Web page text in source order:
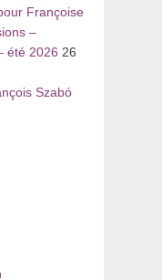
Françoise
–
été 2026 26
Szabó